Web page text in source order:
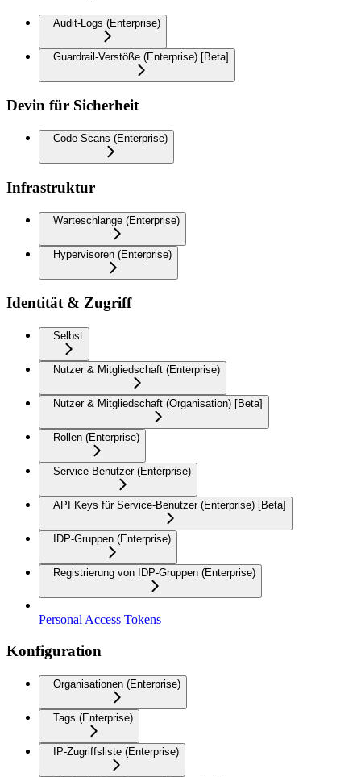
Audit-Logs (Enterprise)
Guardrail-Verstöße (Enterprise) [Beta]
Devin für Sicherheit
Code-Scans (Enterprise)
Infrastruktur
Warteschlange (Enterprise)
Hypervisoren (Enterprise)
Identität & Zugriff
Selbst
Nutzer & Mitgliedschaft (Enterprise)
Nutzer & Mitgliedschaft (Organisation) [Beta]
Rollen (Enterprise)
Service-Benutzer (Enterprise)
API Keys für Service-Benutzer (Enterprise) [Beta]
IDP-Gruppen (Enterprise)
Registrierung von IDP-Gruppen (Enterprise)
Personal Access Tokens
Konfiguration
Organisationen (Enterprise)
Tags (Enterprise)
IP-Zugriffsliste (Enterprise)